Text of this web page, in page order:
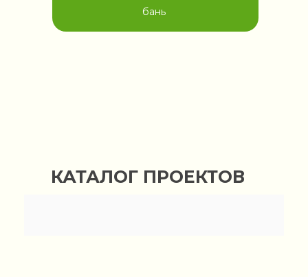
бань
КАТАЛОГ ПРОЕКТОВ
УЮТНАЯ БАНЯНА